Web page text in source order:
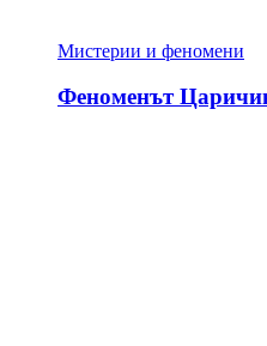
Мистерии и феномени
Феноменът